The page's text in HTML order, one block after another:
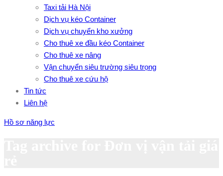
Taxi tải Hà Nội
Dịch vụ kéo Container
Dịch vụ chuyển kho xưởng
Cho thuê xe đầu kéo Container
Cho thuê xe nâng
Vận chuyển siêu trường siêu trọng
Cho thuê xe cứu hộ
Tin tức
Liên hệ
Hồ sơ năng lực